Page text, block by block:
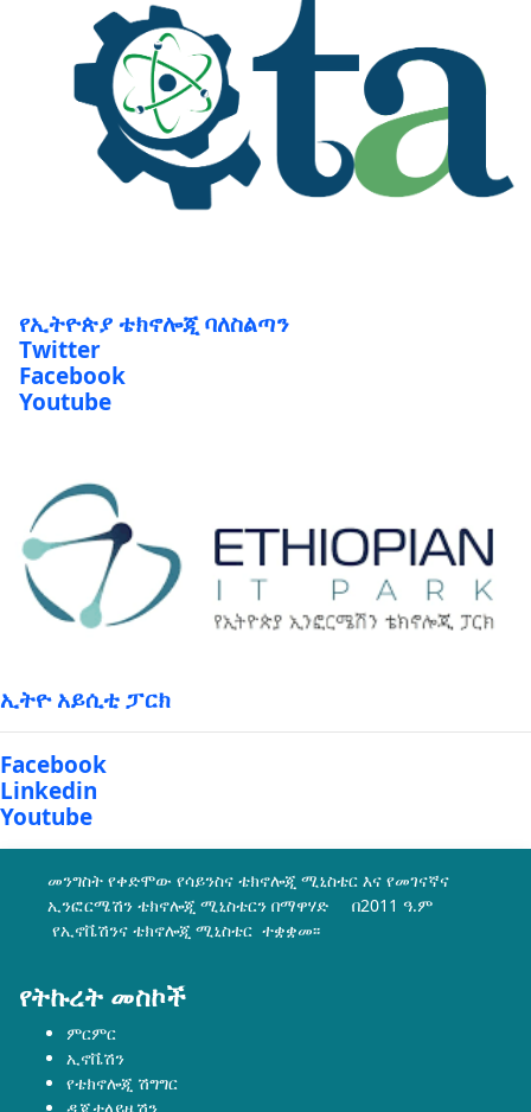
Twitter
Facebook
Youtube
Facebook
Linkedin
Youtube
መንግስት የቀድሞው የሳይንስና ቴክኖሎጂ ሚኒስቴር እና የመገናኛና
ኢንፎርሜሽን ቴክኖሎጂ ሚኒስቴርን በማዋሃድ በ2011 ዓ.ም
የኢኖቬሽንና ቴክኖሎጂ ሚኒስቴር ተቋቋመ፡፡
ምርምር
ኢኖቬሽን
የቴክኖሎጂ ሽግግር
ዲጂታላይዜሽን